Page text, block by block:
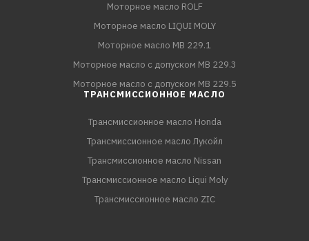
Моторное масло ROLF
Моторное масло LIQUI MOLY
Моторное масло MB 229.1
Моторное масло с допуском MB 229.3
Моторное масло с допуском MB 229.5
ТРАНСМИССИОННОЕ МАСЛО
Трансмиссионное масло Honda
Трансмиссионное масло Лукойл
Трансмиссионное масло Nissan
Трансмиссионное масло Liqui Moly
Трансмиссионное масло ZIC